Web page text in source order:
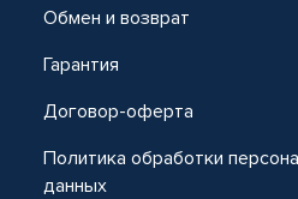
Обмен и возврат
Гарантия
Договор-оферта
Политика обработки
данных